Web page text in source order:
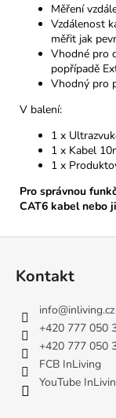
Měření
Vzdálenost
měřit jak
Vhodné pro
popřípadě
Vhodný pro
V balení:
1 x
1 x Kabel
1 x
Pro správnou
CAT6 kabel nebo
Kontakt
info@inliving.cz
+420 777 050
+420 777 050
FCB InLiving
YouTube